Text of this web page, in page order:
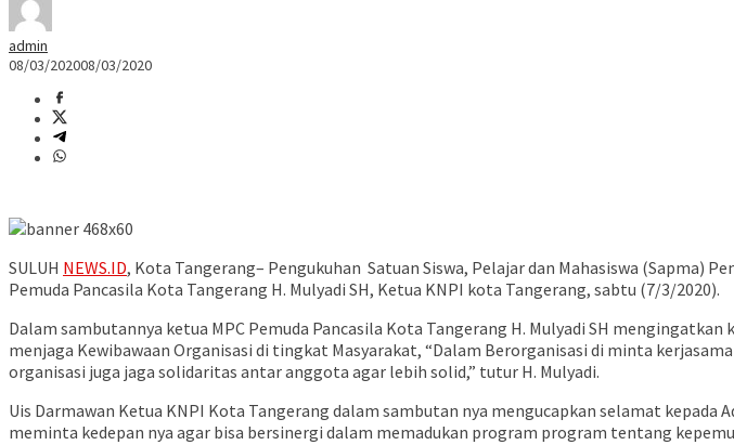
admin
08/03/202008/03/2020
SULUH NEWS.ID, Kota Tangerang– Pengukuhan Satuan Siswa, Pelajar dan Mahasiswa (Sapma)
Pemuda Pancasila Kota Tangerang H. Mulyadi SH, Ketua KNPI kota Tangerang, sabtu (7/3/2020).
Dalam sambutannya ketua MPC Pemuda Pancasila Kota Tangerang H. Mulyadi SH
menjaga Kewibawaan Organisasi di tingkat Masyarakat, “Dalam Berorganisasi di minta
organisasi juga jaga solidaritas antar anggota agar lebih solid,” tutur H. Mulyadi.
Uis Darmawan Ketua KNPI Kota Tangerang dalam sambutan nya mengucapkan selamat kepada
meminta kedepan nya agar bisa bersinergi dalam memadukan program program tentang